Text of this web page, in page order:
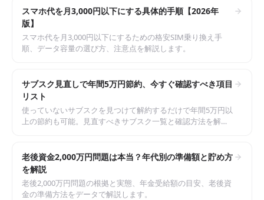
スマホ代を月3,000円以下にする具体的手順【2026年
版】
スマホ代を月3,000円以下にするための格安SIM乗り換え手
順、データ容量の選び方、注意点を解説します。
サブスク見直しで年間5万円節約、今すぐ確認すべき項目
リスト
使っていないサブスクを見つけて解約するだけで年間5万円以
上の節約も可能。見直すべきサブスク一覧と確認方法を解説
老後資金2,000万円問題は本当？年代別の準備額と貯め方
を解説
老後2,000万円問題の根拠と実態、年金受給額の目安、老後資
金の準備方法をデータで解説します。